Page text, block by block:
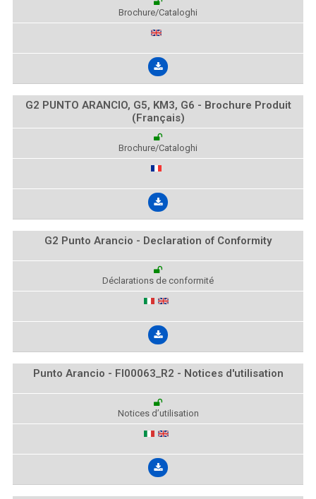
Brochure/Cataloghi
G2 PUNTO ARANCIO, G5, KM3, G6 - Brochure Produit
(Français)
Brochure/Cataloghi
G2 Punto Arancio - Declaration of Conformity
Déclarations de conformité
Punto Arancio - FI00063_R2 - Notices d'utilisation
Notices d’utilisation